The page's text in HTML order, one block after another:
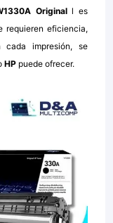
Original l es
requieren eficiencia,
cada impresión, se
HP puede ofrecer.